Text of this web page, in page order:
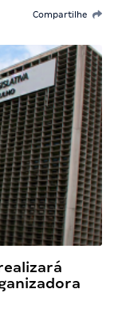
Compartilhe